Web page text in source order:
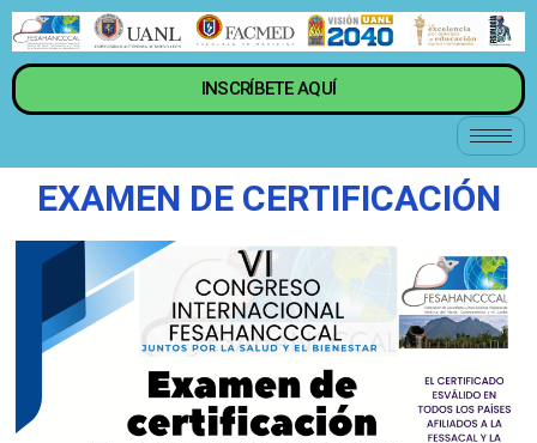
INSCRÍBETE AQUÍ
EXAMEN DE CERTIFICACIÓN